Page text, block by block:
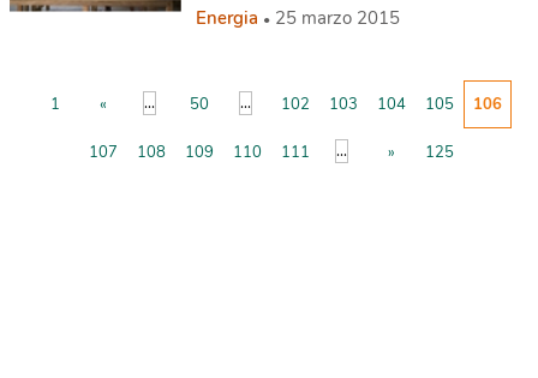
Energia 25 marzo 2015
1 « ... 50 ... 102 103 104 105 106
107 108 109 110 111 ... » 125